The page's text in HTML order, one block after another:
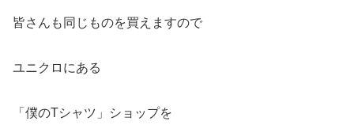
皆さんも同じものを買えますので
ユニクロにある
「僕のTシャツ」ショップを